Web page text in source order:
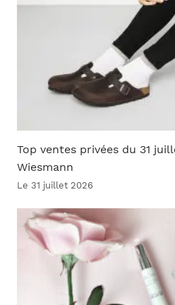
Top ventes privées du 31
Wiesmann
Le 31 juillet 2026